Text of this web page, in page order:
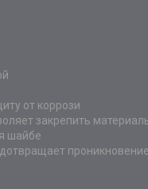
от коррози
закрепить
шайбе